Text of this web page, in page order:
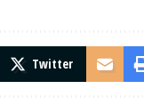
Twitter